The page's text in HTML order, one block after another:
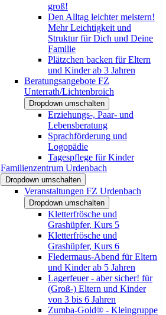
groß!
Den Alltag leichter meistern!
Mehr Leichtigkeit und
Struktur für Dich und Deine
Familie
Plätzchen backen für Eltern
und Kinder ab 3 Jahren
Beratungsangebote FZ
Unterrath/Lichtenbroich
Dropdown umschalten
Erziehungs-, Paar- und
Lebensberatung
Sprachförderung und
Logopädie
Tagespflege für Kinder
Familienzentrum Urdenbach
Dropdown umschalten
Veranstaltungen FZ Urdenbach
Dropdown umschalten
Kletterfrösche und
Grashüpfer, Kurs 5
Kletterfrösche und
Grashüpfer, Kurs 6
Fledermaus-Abend für Eltern
und Kinder ab 5 Jahren
Lagerfeuer - aber sicher! für
(Groß-) Eltern und Kinder
von 3 bis 6 Jahren
Zumba-Gold® - Kleingruppe